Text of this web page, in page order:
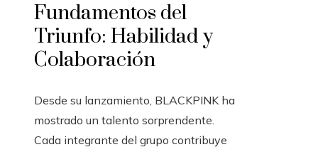
Fundamentos del
Triunfo: Habilidad y
Colaboración
Desde su lanzamiento, BLACKPINK ha
mostrado un talento sorprendente.
Cada integrante del grupo contribuye